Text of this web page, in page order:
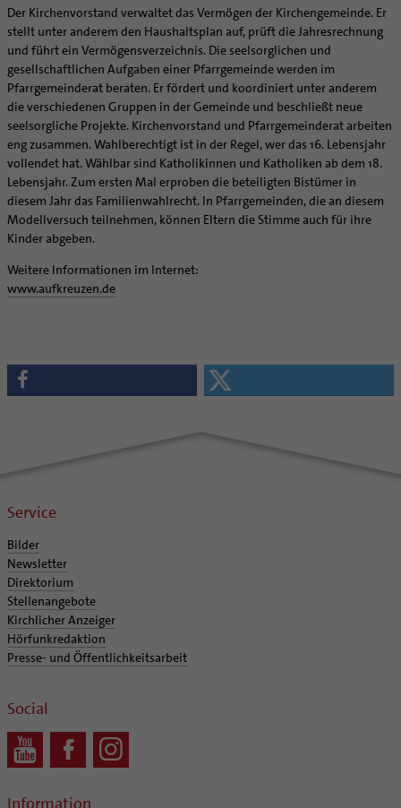
Ehe - Familie - Geschlechtergerechtigkeit
Kategoriale und Diakonale Seelsorge
Notfall
Polizei- und Feuerwehr
Schule
Gefängnisseelsorge
Segensorte
Veranstaltungen
Supervision
Coaching
Aufbrüche in der Kirche
Ehrenamtliche
KirchenZeitung online
Verwaltungsbeauftragte / Verwaltungsleitungen in
Pfarrgemeinden
Der Kirchenvorstand verwaltet das Vermögen der Kirchengemeinde. Er
stellt unter anderem den Haushaltsplan auf, prüft die Jahresrechnung
und führt ein Vermögensverzeichnis. Die seelsorglichen und
gesellschaftlichen Aufgaben einer Pfarrgemeinde werden im
Pfarrgemeinderat beraten. Er fördert und koordiniert unter anderem
die verschiedenen Gruppen in der Gemeinde und beschließt neue
seelsorgliche Projekte. Kirchenvorstand und Pfarrgemeinderat arbeiten
eng zusammen. Wahlberechtigt ist in der Regel, wer das 16. Lebensjahr
vollendet hat. Wählbar sind Katholikinnen und Katholiken ab dem 18.
Lebensjahr. Zum ersten Mal erproben die beteiligten Bistümer in
diesem Jahr das Familienwahlrecht. In Pfarrgemeinden, die an diesem
Modellversuch teilnehmen, können Eltern die Stimme auch für ihre
Kinder abgeben.
Weitere Informationen im Internet:
www.aufkreuzen.de
Service
Bilder
Newsletter
Direktorium
Stellenangebote
Kirchlicher Anzeiger
Hörfunkredaktion
Presse- und Öffentlichkeitsarbeit
Social
Information